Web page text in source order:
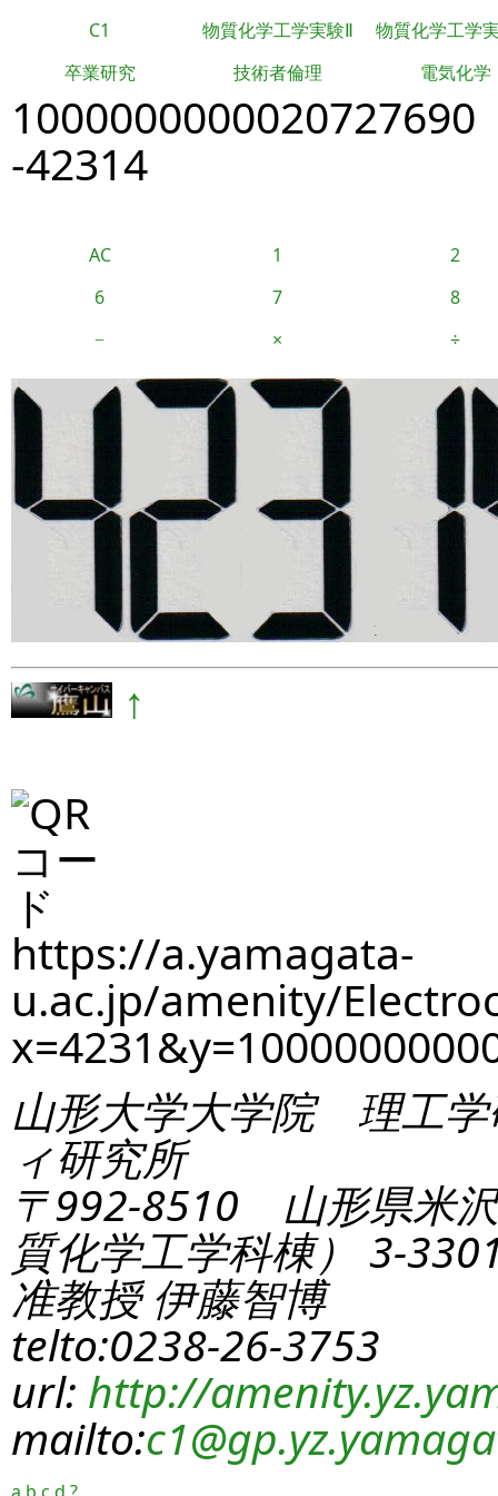
C1 物質化学工学実験Ⅱ
物質化学工学
卒業研究
技術者倫理 電気化学
1000000000020727690
-42314
AC 1
2
6
7
8
−
× ÷
↑
https://a.yamagata-
u.ac.jp/amenity/
山形大学大学院 理工学
ィ研究所
〒992-8510 山形県米
質化学工学科棟） 3-
准教授 伊藤智博
telto:0238-26-3753
url: http://
mailto:c1